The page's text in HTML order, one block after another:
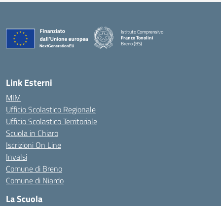
Istituto Comprensivo
Franco Tonolini
Breno (BS)
Link Esterni
MIM
Ufficio Scolastico Regionale
Ufficio Scolastico Territoriale
Scuola in Chiaro
Iscrizioni On Line
Invalsi
Comune di Breno
Comune di Niardo
La Scuola